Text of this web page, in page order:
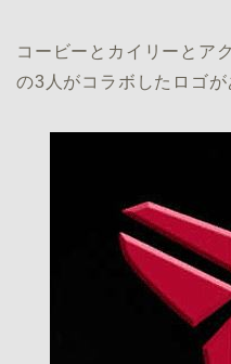
コービーとカイリーとア
の3人がコラボしたロゴが